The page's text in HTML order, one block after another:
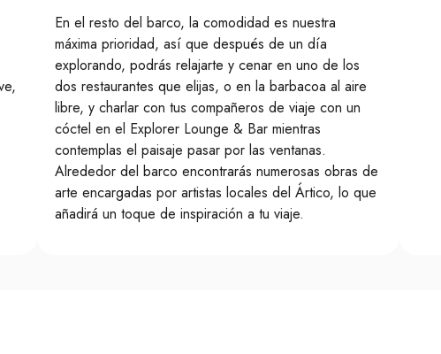
En el resto del barco, la comodidad es nuestra
máxima prioridad, así que después de un día
explorando, podrás relajarte y cenar en uno de los
dos restaurantes que elijas, o en la barbacoa al aire
libre, y charlar con tus compañeros de viaje con un
cóctel en el Explorer Lounge & Bar mientras
contemplas el paisaje pasar por las ventanas.
Alrededor del barco encontrarás numerosas obras de
arte encargadas por artistas locales del Ártico, lo que
añadirá un toque de inspiración a tu viaje.